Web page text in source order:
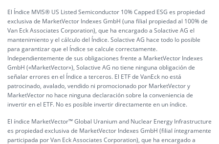
El Índice MVIS® US Listed Semiconductor 10% Capped ESG es propiedad
exclusiva de MarketVector Indexes GmbH (una filial propiedad al 100% de
Van Eck Associates Corporation), que ha encargado a Solactive AG el
mantenimiento y el cálculo del Índice. Solactive AG hace todo lo posible
para garantizar que el Índice se calcule correctamente.
Independientemente de sus obligaciones frente a MarketVector Indexes
GmbH («MarketVector»), Solactive AG no tiene ninguna obligación de
señalar errores en el Índice a terceros. El ETF de VanEck no está
patrocinado, avalado, vendido ni promocionado por MarketVector y
MarketVector no hace ninguna declaración sobre la conveniencia de
invertir en el ETF. No es posible invertir directamente en un índice.
El índice MarketVector™ Global Uranium and Nuclear Energy Infrastructure
es propiedad exclusiva de MarketVector Indexes GmbH (filial íntegramente
participada por Van Eck Associates Corporation), que ha encargado a